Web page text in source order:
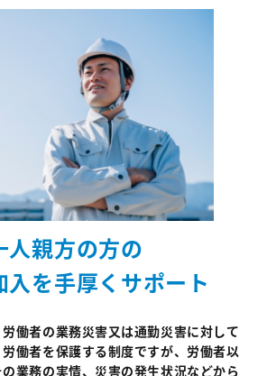
人親方の方の
入を手厚くサポート
働者の業務災害又は通勤災害に対して
働者を保護する制度ですが、労働者以
業務の実情、災害の発生状況などから